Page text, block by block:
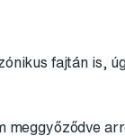
fajtán is,
meggyőződve